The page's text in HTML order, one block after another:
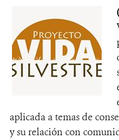
aplicada a temas de
y su relación con